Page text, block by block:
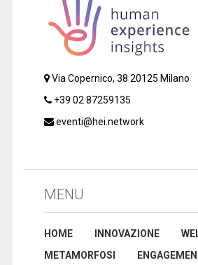
Via Copernico, 38 20125 Milano
+39 02 87259135
eventi@hei.network
MENU
HOME INNOVAZIONE
METAMORFOSI